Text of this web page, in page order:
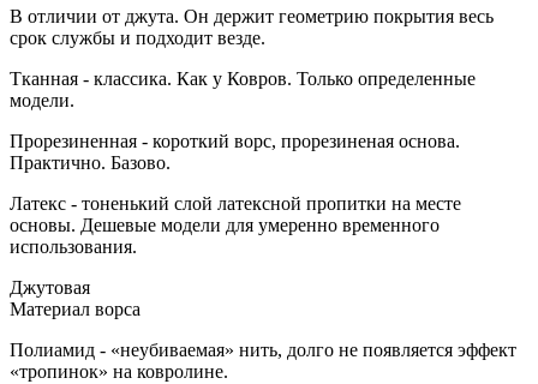
В отличии от джута. Он держит геометрию покрытия весь
срок службы и подходит везде.
Тканная - классика. Как у Ковров. Только определенные
модели.
Прорезиненная - короткий ворс, прорезиненая основа.
Практично. Базово.
Латекс - тоненький слой латексной пропитки на месте
основы. Дешевые модели для умеренно временного
использования.
Джутовая
Материал ворса
Полиамид - «неубиваемая» нить, долго не появляется эффект
«тропинок» на ковролине.